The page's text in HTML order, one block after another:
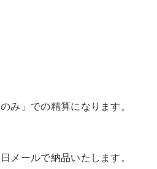
み」での精算になります。
メールで納品いたします。